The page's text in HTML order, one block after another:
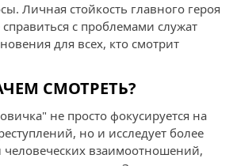
Личная стойкость главного героя
с проблемами служат
для всех, кто смотрит
СМОТРЕТЬ?
не просто фокусируется на
но и исследует более
человеческих взаимоотношений,